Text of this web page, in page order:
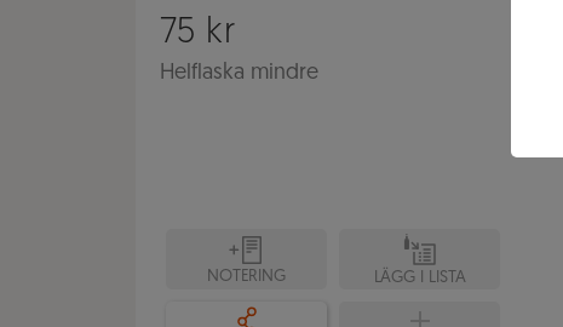
75 kr
Helflaska mindre
NOTERING LÄGG I LISTA